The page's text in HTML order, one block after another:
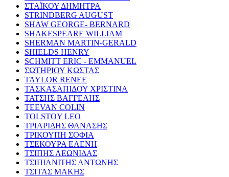
ΣΤΑΪΚΟΥ ΔΗΜΗΤΡΑ
STRINDBERG AUGUST
SHAW GEORGE- BERNARD
SHAKESPEARE WILLIAM
SHERMAN MARTIN-GERALD
SHIELDS HENRY
SCHMITT ERIC - EMMANUEL
ΣΩΤΗΡΙΟΥ ΚΩΣΤΑΣ
TAYLOR RENEE
ΤΑΣΚΑΣΑΠΙΔΟΥ ΧΡΙΣΤΙΝΑ
ΤΑΤΣΗΣ ΒΑΓΓΕΛΗΣ
TEEVAN COLIN
TOLSTOY LEO
ΤΡΙΑΡΙΔΗΣ ΘΑΝΑΣΗΣ
ΤΡΙΚΟΥΠΗ ΣΟΦΙΑ
ΤΣΕΚΟΥΡΑ ΕΛΕΝΗ
ΤΣΙΠΗΣ ΛΕΩΝΙΔΑΣ
ΤΣΙΠΙΑΝΙΤΗΣ ΑΝΤΩΝΗΣ
ΤΣΙΤΑΣ ΜΑΚΗΣ